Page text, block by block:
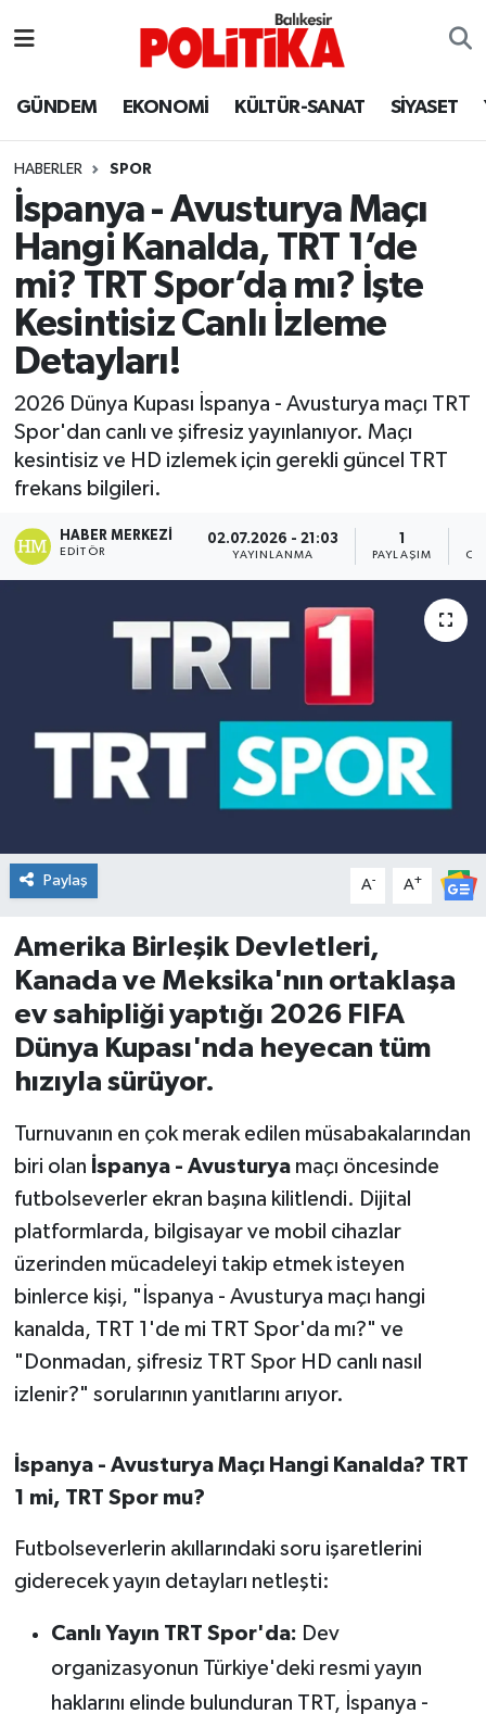
GÜNDEM EKONOMİ KÜLTÜR-SANAT SİYASET
HABERLER SPOR
İspanya - Avusturya Maçı
Hangi Kanalda, TRT 1’de
mi? TRT Spor’da mı? İşte
Kesintisiz Canlı İzleme
Detayları!
2026 Dünya Kupası İspanya - Avusturya maçı TRT
Spor'dan canlı ve şifresiz yayınlanıyor. Maçı
kesintisiz ve HD izlemek için gerekli güncel TRT
frekans bilgileri.
HABER MERKEZI
EDITÖR
02.07.2026 - 21:03
YAYINLANMA
1
PAYLAŞIM
Paylaş A- A+
Amerika Birleşik Devletleri,
Kanada ve Meksika'nın ortaklaşa
ev sahipliği yaptığı 2026 FIFA
Dünya Kupası'nda heyecan tüm
hızıyla sürüyor.
Turnuvanın en çok merak edilen müsabakalarından
biri olan İspanya - Avusturyamaçı öncesinde
futbolseverler ekran başına kilitlendi. Dijital
platformlarda, bilgisayar ve mobil cihazlar
üzerinden mücadeleyi takip etmek isteyen
binlerce kişi, "İspanya - Avusturya maçı hangi
kanalda, TRT 1'de mi TRT Spor'da mı?" ve
"Donmadan, şifresiz TRT Spor HD canlı nasıl
izlenir?" sorularının yanıtlarını arıyor.
İspanya - Avusturya Maçı Hangi Kanalda? TRT
1 mi, TRT Spor mu?
Futbolseverlerin akıllarındaki soru işaretlerini
giderecek yayın detayları netleşti:
Canlı Yayın TRT Spor'da: Dev
organizasyonun Türkiye'deki resmi yayın
haklarını elinde bulunduran TRT, İspanya -
Ayvalık
Bandırma
Bigadiç
BİYOGRAFİLER
Burhaniye
ÇEVRE
DÜNYA
Dursunbey
Edremit
EKONOMİ
Erdek
Gömeç
Havran
İvrindi
KENT GÜNDEMİ
Kepsut
KÜLTÜR-SANAT
MAGAZİN
MANŞET
Manyas
OTOMOTİV
SAĞLIK
Savaştepe
Balıkesir Hava Durumu
Balıkesir Namaz Vakitleri
Balıkesir Trafik Yoğunluk Haritası
Süper Lig Puan Durumu ve Fikstür
Tüm Manşetler
Son Dakika Haberleri
Haber Arşivi